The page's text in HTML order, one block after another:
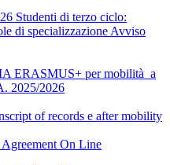
Studenti di terzo ciclo:
di specializzazione Avviso
ERASMUS+ per mobilità a
2025/2026
of records e after mobility
On Line